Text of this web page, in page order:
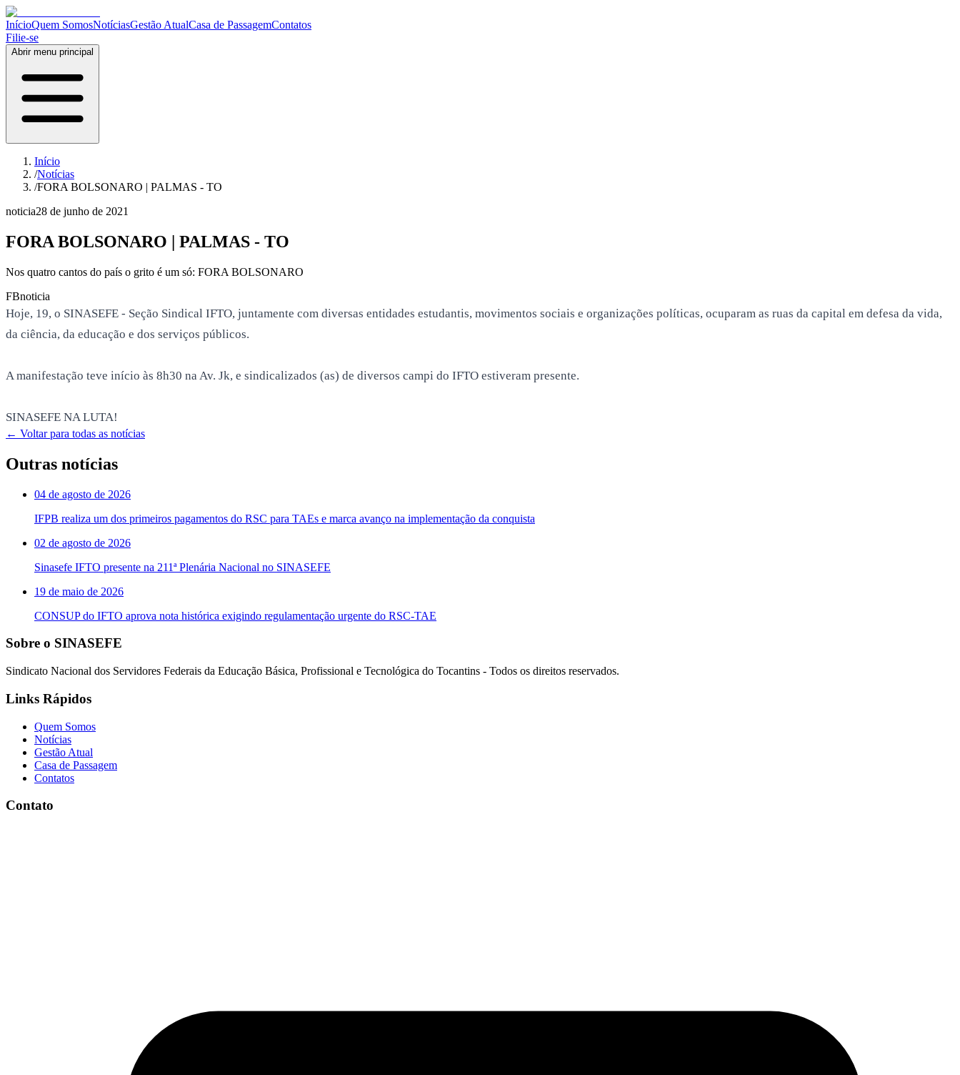
InícioQuem SomosNotíciasGestão AtualCasa de PassagemContatos
Filie-se
Abrir menu principal
Início
/Notícias
/FORA BOLSONARO | PALMAS - TO
noticia28 de junho de 2021
FORA BOLSONARO | PALMAS - TO
Nos quatro cantos do país o grito é um só: FORA BOLSONARO
FBnoticia
Hoje, 19, o SINASEFE - Seção Sindical IFTO, juntamente com diversas entidades estudantis, movimentos sociais e organizações políticas, ocuparam as ruas da capital em defesa da vida,
da ciência, da educação e dos serviços públicos.
A manifestação teve início às 8h30 na Av. Jk, e sindicalizados (as) de diversos campi do IFTO estiveram presente.
SINASEFE NA LUTA!
← Voltar para todas as notícias
Outras notícias
04 de agosto de 2026
IFPB realiza um dos primeiros pagamentos do RSC para TAEs e marca avanço na implementação da conquista
02 de agosto de 2026
Sinasefe IFTO presente na 211ª Plenária Nacional no SINASEFE
19 de maio de 2026
CONSUP do IFTO aprova nota histórica exigindo regulamentação urgente do RSC-TAE
Sobre o SINASEFE
Sindicato Nacional dos Servidores Federais da Educação Básica, Profissional e Tecnológica do Tocantins - Todos os direitos reservados.
Links Rápidos
Quem Somos
Notícias
Gestão Atual
Casa de Passagem
Contatos
Contato